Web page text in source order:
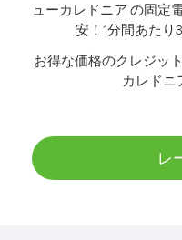
ューカレドニア の固定
安！1分間あたり
お得な価格のクレジッ
カレドニ
レ